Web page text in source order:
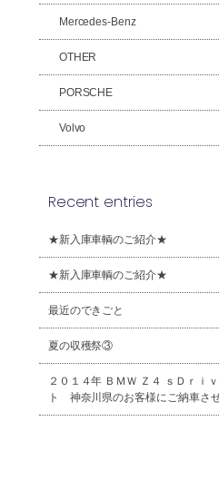
Mercedes-Benz
OTHER
PORSCHE
Volvo
Recent entries
★新入庫車輌のご紹介★
★新入庫車輌のご紹介★
最近のできごと
夏の収穫祭③
２０１４年 ＢＭＷ Ｚ４ ｓＤｒｉ
ト 神奈川県のお客様にご納車さ